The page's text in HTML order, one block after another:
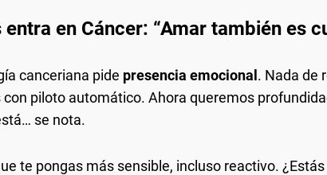
entra en Cáncer: “Amar también es
canceriana pide presencia emocional. Nada de
con piloto automático. Ahora queremos
se nota.
te pongas más sensible, incluso reactivo.